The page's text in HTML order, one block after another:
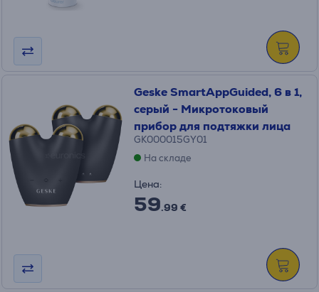
Geske SmartAppGuided, 6 в 1,
серый - Микротоковый
прибор для подтяжки лица
GK000015GY01
На складе
Цена:
59.99 €